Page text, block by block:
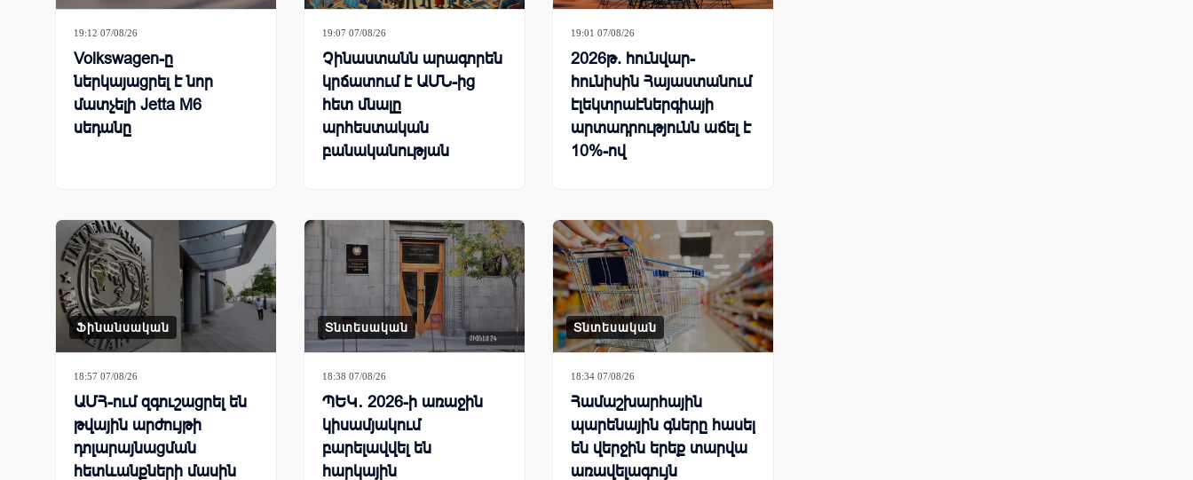
19:12 07/08/26
Volkswagen-ը
ներկայացրել է նոր
մատչելի Jetta M6
սեդանը
19:07 07/08/26
Չինաստանն արագորեն
կրճատում է ԱՄՆ-ից
հետ մնալը
արհեստական
բանականության
19:01 07/08/26
2026թ. հունվար-
հունիսին Հայաստանում
էլեկտրաէներգիայի
արտադրությունն աճել է
10%-ով
Ֆինանսական
18:57 07/08/26
ԱՄՀ-ում զգուշացրել են
թվային արժույթի
դոլարայնացման
հետևանքների մասին
Տնտեսական
18:38 07/08/26
ՊԵԿ․ 2026-ի առաջին
կիսամյակում
բարելավվել են
հարկային
Տնտեսական
18:34 07/08/26
Համաշխարհային
պարենային գները հասել
են վերջին երեք տարվա
առավելագույն